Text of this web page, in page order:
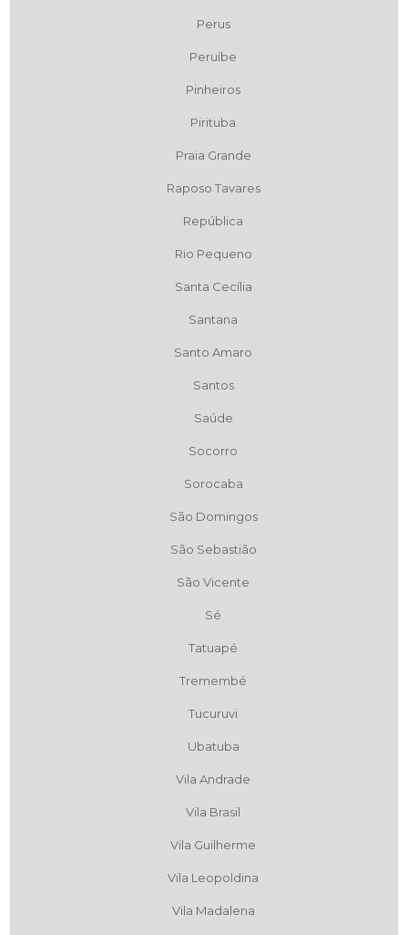
Perus
Peruíbe
Pinheiros
Pirituba
Praia Grande
Raposo Tavares
República
Rio Pequeno
Santa Cecília
Santana
Santo Amaro
Santos
Saúde
Socorro
Sorocaba
São Domingos
São Sebastião
São Vicente
Sé
Tatuapé
Tremembé
Tucuruvi
Ubatuba
Vila Andrade
Vila Brasil
Vila Guilherme
Vila Leopoldina
Vila Madalena